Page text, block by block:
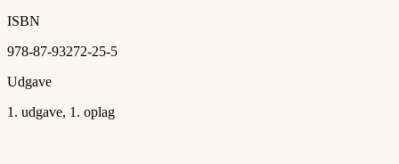
ISBN
978-87-93272-25-5
Udgave
1. udgave, 1. oplag